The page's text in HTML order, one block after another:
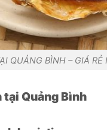
QUẢNG BÌNH – GIÁ
tại Quảng Bình